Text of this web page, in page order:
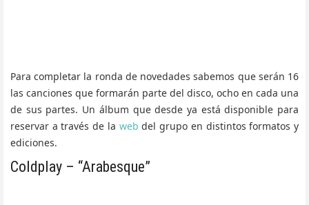
Para completar la ronda de novedades sabemos que serán 16
las canciones que formarán parte del disco, ocho en cada una
de sus partes. Un álbum que desde ya está disponible para
reservar a través de la web del grupo en distintos formatos y
ediciones.
Coldplay – “Arabesque”